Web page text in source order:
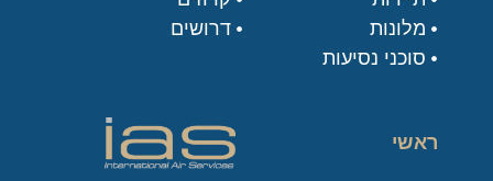
מלונות
סוכני נסיעות
דרושים
ראשי